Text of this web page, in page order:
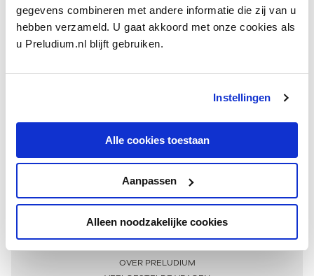
gegevens combineren met andere informatie die zij van u
hebben verzameld. U gaat akkoord met onze cookies als
u Preludium.nl blijft gebruiken.
Instellingen
Alle cookies toestaan
Aanpassen
Alleen noodzakelijke cookies
Meer informatie
OVER PRELUDIUM